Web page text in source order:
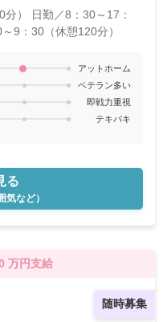
）
日勤／8：30～17：
9：30（休憩120分）
アットホーム
ベテラン多い
即戦力重視
テキパキ
る
気など）
万円支給
随時募集